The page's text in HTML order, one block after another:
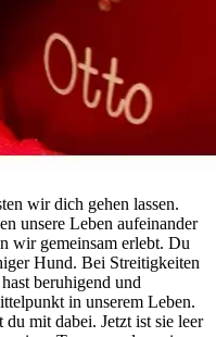
wir dich gehen lassen.
unsere Leben aufeinander
wir gemeinsam erlebt. Du
Hund. Bei Streitigkeiten
beruhigend und
in unserem Leben.
mit dabei. Jetzt ist sie leer